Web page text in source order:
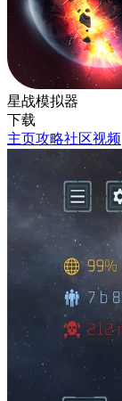
星战模拟器
下载
主页攻略社区视频